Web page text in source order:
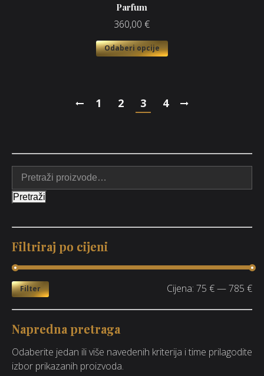
Parfum
360,00 €
Odaberi opcije
1 2 3 4
Pretraži
Filtriraj po cijeni
Filter Cijena: 75 €—785 €
Napredna pretraga
Odaberite jedan ili više navedenih kriterija i time prilagodite
izbor prikazanih proizvoda.